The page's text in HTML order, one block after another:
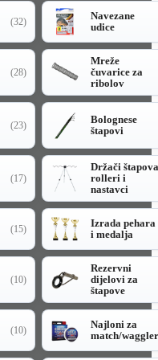
(32)
Navezane
udice
(28)
Mreže
čuvarice za
ribolov
(23)
Bolognese
štapovi
(17)
Držači štapova
rolleri i
nastavci
(15)
Izrada pehara
i medalja
(10)
Rezervni
dijelovi za
štapove
(10)
Najloni za
match/waggler